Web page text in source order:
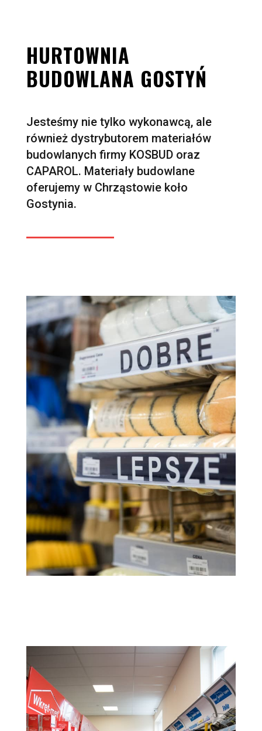
HURTOWNIA
BUDOWLANA GOSTYŃ
Jesteśmy nie tylko wykonawcą, ale
również dystrybutorem materiałów
budowlanych firmy KOSBUD oraz
CAPAROL. Materiały budowlane
oferujemy w Chrząstowie koło
Gostynia.